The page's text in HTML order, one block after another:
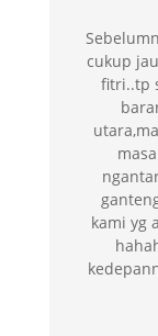
cukup
fitri..tp
kami yg